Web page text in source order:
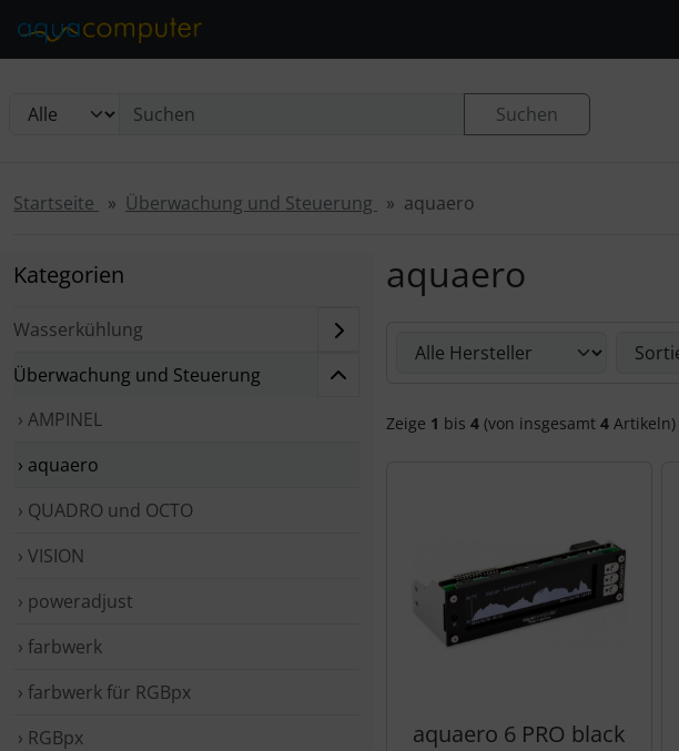
Suchen
Startseite Überwachung und Steuerung aquaero
Kategorien
Wasserkühlung
Überwachung und Steuerung
› AMPINEL
› aquaero
› QUADRO und OCTO
› VISION
› poweradjust
› farbwerk
› farbwerk für RGBpx
› RGBpx
aquaero
Zeige 1 bis 4 (von insgesamt 4 Artikeln)
aquaero 6 PRO black